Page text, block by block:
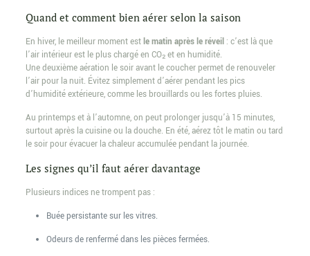
Quand et comment bien aérer selon la saison
En hiver, le meilleur moment estle matin après le réveil: c’est là que
l’air intérieur est le plus chargé en CO₂ et en humidité.
Une deuxième aération le soir avant le coucher permet de renouveler
l’air pour la nuit. Évitez simplement d’aérer pendant les pics
d’humidité extérieure, comme les brouillards ou les fortes pluies.
Au printemps et à l’automne, on peut prolonger jusqu’à 15 minutes,
surtout après la cuisine ou la douche. En été, aérez tôt le matin ou tard
le soir pour évacuer la chaleur accumulée pendant la journée.
Les signes qu’il faut aérer davantage
Plusieurs indices ne trompent pas :
Buée persistante sur les vitres.
Odeurs de renfermé dans les pièces fermées.